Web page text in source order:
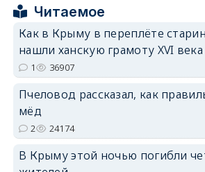
Читаемое
Как в Крыму в переплёте
нашли ханскую грамоту XVI века
1 36907
Пчеловод рассказал, как
мёд
2 24174
В Крыму этой ночью погибли